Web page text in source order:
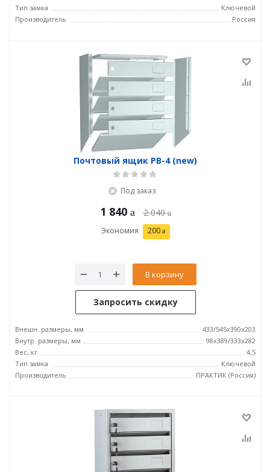
Тип замка
Ключевой
Производитель
Россия
Почтовый ящик PB-4 (new)
Под заказ
1 840 2 040
Экономия 200
В корзину
Запросить скидку
Внешн. размеры, мм
433/545x390x203
Внутр. размеры, мм
98x389/333x282
Вес, кг
4,5
Тип замка
Ключевой
Производитель
ПРАКТИК (Россия)